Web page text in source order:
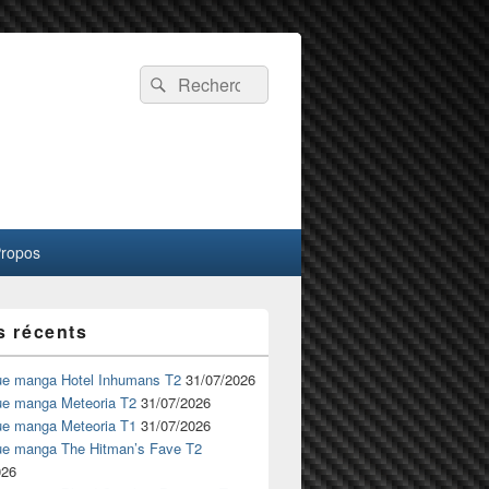
Recherche :
Rechercher
récents
manga Hotel Inhumans T2 31/07/2026
manga Meteoria T2 31/07/2026
manga Meteoria T1 31/07/2026
manga The Hitman’s Fave T2